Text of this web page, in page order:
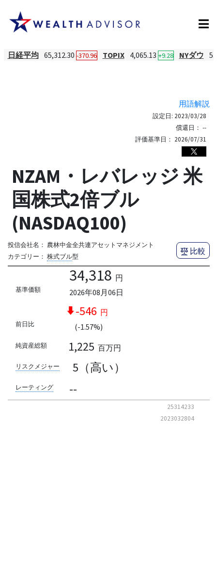
日経平均 65,312.30 -370.96 TOPIX 4,065.13 +9.28 NYダウ
用語解説
設定日: 2023/03/28
償還日： --
評価基準日： 2026/07/31
NZAM・レバレッジ 米
国株式2倍ブル
(NASDAQ100)
投信会社名： 農林中金全共連アセットマネジメント
カテゴリー： 株式ブル型
比較
基準価額
34,318 円
2026年08月06日
前日比
-546 円
(-1.57%)
純資産総額 1,225 百万円
リスクメジャー 5（高い）
レーティング --
25314233
2023032804